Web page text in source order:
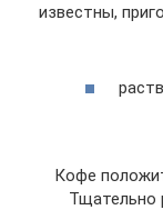
известны,
Кофе
Тщательно